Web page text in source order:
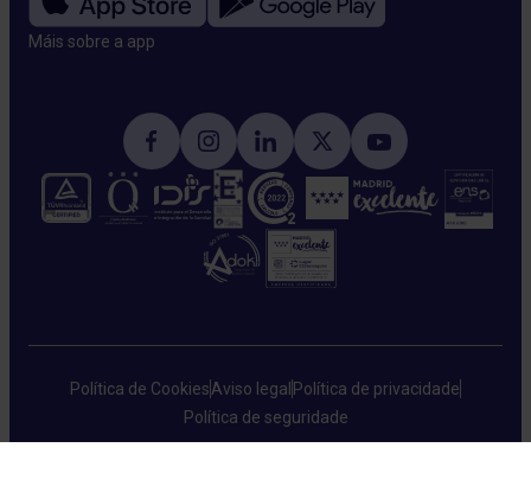
Máis sobre a app​
Política de CookiesAviso legal Política de privacidade
Política de seguridade